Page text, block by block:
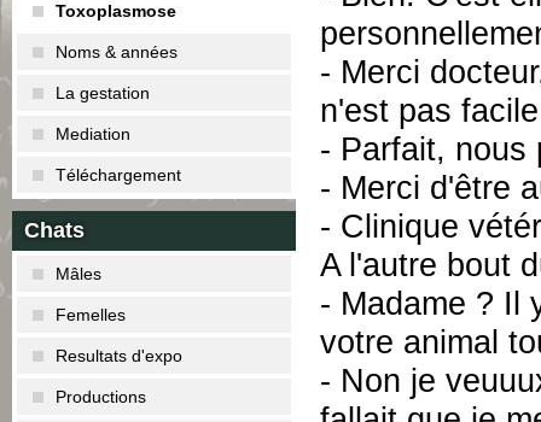
Toxoplasmose
Noms & années
La gestation
Mediation
Téléchargement
Chats
Mâles
Femelles
Resultats d'expo
Productions
- Merci
n'est pas
- Parfait, nous
- Merci d'être
- Clinique
A l'autre bout
- Madame ? Il
votre animal
- Non je